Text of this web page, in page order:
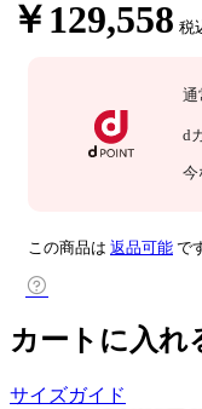
￥129,558 税
通
d
今
この商品は 返品可能 で
カートに入れ
サイズガイド